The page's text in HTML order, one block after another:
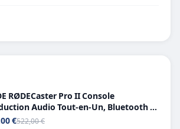
RØDECaster Pro II Console
Audio Tout-en-Un, Bluetooth et
USB-C
€522,00 €